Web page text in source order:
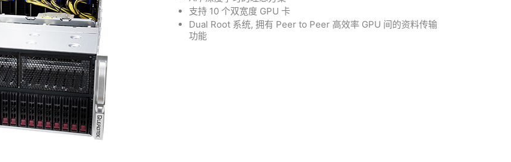
支持 10 个双宽度 GPU 卡
Dual Root 系统, 拥有 Peer to Peer 高效率 GPU 间的资料传输
功能